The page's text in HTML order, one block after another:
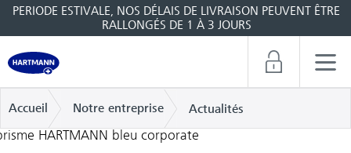
PERIODE ESTIVALE, NOS DÉLAIS DE LIVRAISON PEUVENT ÊTRE
RALLONGÉS DE 1 À 3 JOURS
Accueil Notre entreprise Actualités